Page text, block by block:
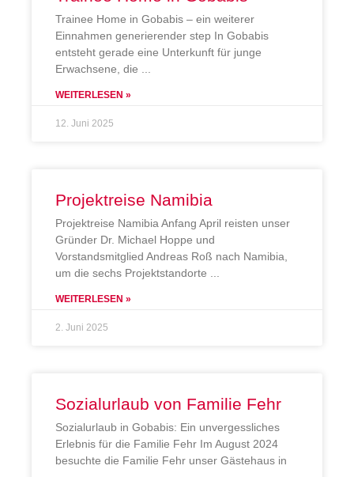
Trainee Home in Gobabis – ein weiterer
Einnahmen generierender step In Gobabis
entsteht gerade eine Unterkunft für junge
Erwachsene, die
WEITERLESEN »
12. Juni 2025
Projektreise Namibia
Projektreise Namibia Anfang April reisten unser
Gründer Dr. Michael Hoppe und
Vorstandsmitglied Andreas Roß nach Namibia,
um die sechs Projektstandorte
WEITERLESEN »
2. Juni 2025
Sozialurlaub von Familie Fehr
Sozialurlaub in Gobabis: Ein unvergessliches
Erlebnis für die Familie Fehr Im August 2024
besuchte die Familie Fehr unser Gästehaus in